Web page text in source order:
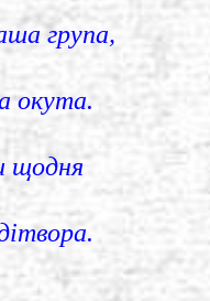
група,
окута.
щодня
.